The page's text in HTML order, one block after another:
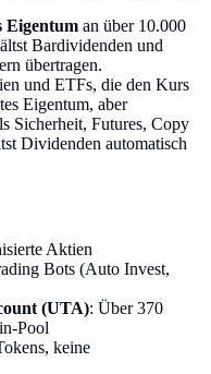
Eigentum an über 10.000
Bardividenden und
übertragen.
und ETFs, die den Kurs
Eigentum, aber
Sicherheit, Futures, Copy
Dividenden automatisch
Aktien
Bots (Auto Invest,
(UTA): Über 370
Pool
keine